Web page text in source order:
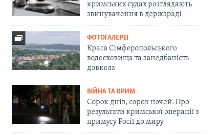
кримських судах розглядають
звинувачення в держзраді
ФОТОГАЛЕРЕЇ
Краса Сімферопольського
водосховища та занедбаність
довкола
ВІЙНА ТА КРИМ
Сорок днів, сорок ночей. Про
результати кримської операції з
примусу Росії до миру